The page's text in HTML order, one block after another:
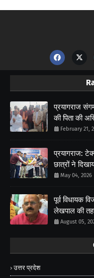
प्रयागराज
की पिता की
February 21,
प्रयागराज:
छात्रों ने
May 04, 2026
पूर्व विधायक
लेखपाल की
August 05,
उत्तर प्रदेश